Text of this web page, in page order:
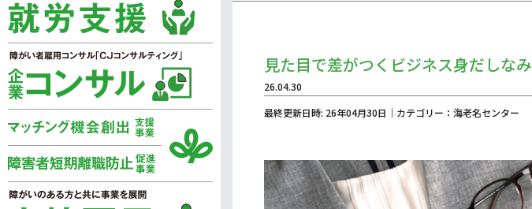
見た目で差がつくビジネス身だしなみ
26.04.30
最終更新日時: 26年04月30日｜カテゴリー：海老名センター